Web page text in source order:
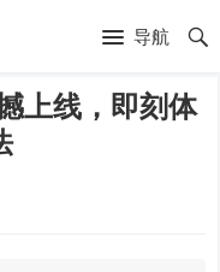
导航
上线，即刻体